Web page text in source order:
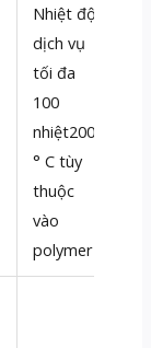
Nhiệt độ
dịch vụ
tối đa
100
nhiệt200
° C tùy
thuộc
vào
polymer